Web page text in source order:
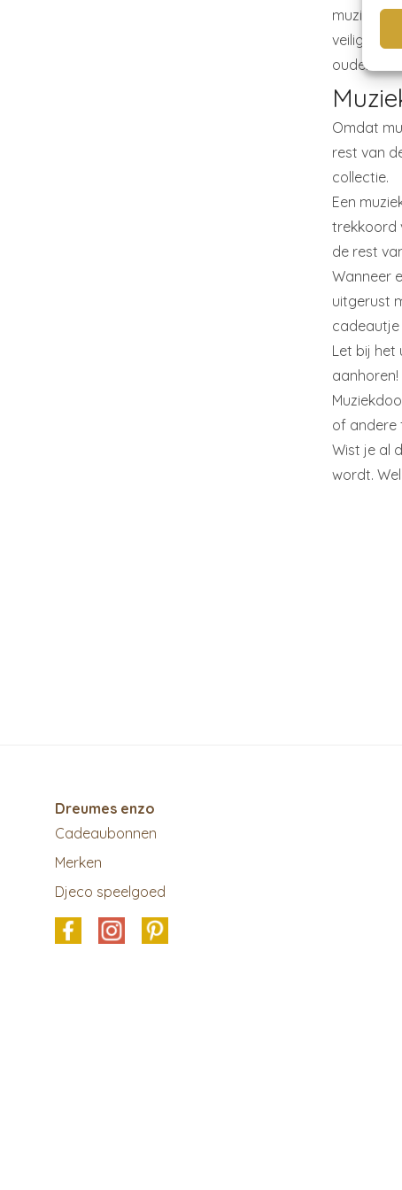
muziekje
veilige en
ouders en
Omdat
rest van
collectie.
Een
trekkoord
de rest
Wanneer
uitgerust
cadeautje
Let bij het
aanhoren!
of andere
Wist je al
wordt.
Dreumes enzo
Cadeaubonnen
Merken
Djeco speelgoed